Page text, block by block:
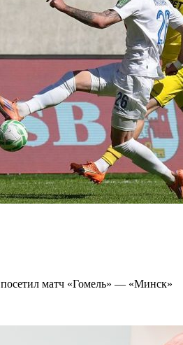
матч «Гомель» — «Минск»